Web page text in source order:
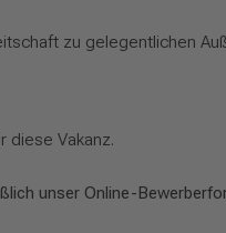
zu gelegentlichen
diese Vakanz.
unser Online-